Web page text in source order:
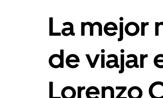
La mejor
de viajar
Lorenzo